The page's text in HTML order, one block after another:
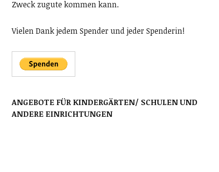
Zweck zugute kommen kann.
Vielen Dank jedem Spender und jeder Spenderin!
ANGEBOTE FÜR KINDERGÄRTEN/ SCHULEN UND
ANDERE EINRICHTUNGEN